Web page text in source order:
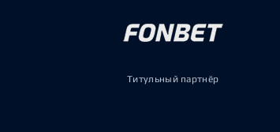
Титульный партнёр